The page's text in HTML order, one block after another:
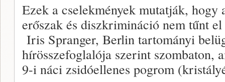
Ezek a cselekmények mutatják, hogy
erőszak és diszkrimináció nem tűnt
Iris Spranger, Berlin tartományi
hírösszefoglalója szerint szombaton,
9-i náci zsidóellenes pogrom